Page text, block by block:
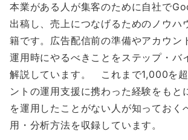
本業がある人が集客のために自社で
出稿し、売上につなげるためのノウハ
籍です。広告配信前の準備やアカウン
運用時にやるべきことをステップ・バ
解説しています。 これまで1,000を
ントの運用支援に携わった経験をもと
を運用したことがない人が知っておく
用・分析方法を収録しています。